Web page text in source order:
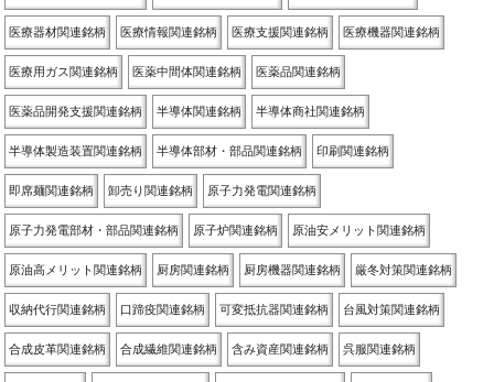
医療器材関連銘柄 医療情報関連銘柄 医療支援関連銘柄 医療機器関連銘柄
医療用ガス関連銘柄 医薬中間体関連銘柄 医薬品関連銘柄
医薬品開発支援関連銘柄 半導体関連銘柄 半導体商社関連銘柄
半導体製造装置関連銘柄 半導体部材・部品関連銘柄 印刷関連銘柄
即席麺関連銘柄 卸売り関連銘柄 原子力発電関連銘柄
原子力発電部材・部品関連銘柄 原子炉関連銘柄 原油安メリット関連銘柄
原油高メリット関連銘柄 厨房関連銘柄 厨房機器関連銘柄 厳冬対策関連銘柄
収納代行関連銘柄 口蹄疫関連銘柄 可変抵抗器関連銘柄 台風対策関連銘柄
合成皮革関連銘柄 合成繊維関連銘柄 含み資産関連銘柄 呉服関連銘柄